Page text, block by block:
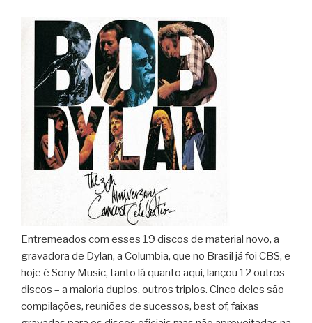
Entremeados com esses 19 discos de material novo, a
gravadora de Dylan, a Columbia, que no Brasil já foi CBS, e
hoje é Sony Music, tanto lá quanto aqui, lançou 12 outros
discos – a maioria duplos, outros triplos. Cinco deles são
compilações, reuniões de sucessos, best of, faixas